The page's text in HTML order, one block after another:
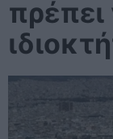
πρέπει